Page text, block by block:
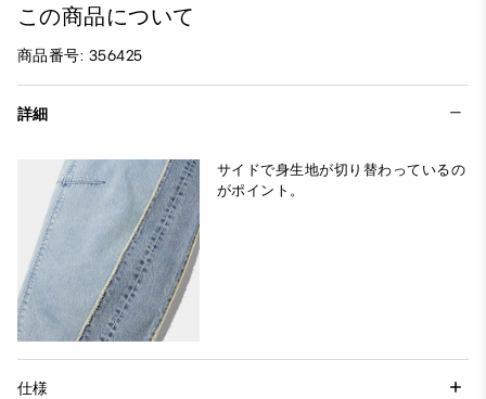
この商品について
商品番号: 356425
詳細
サイドで身生地が切り替わっているの
がポイント。
仕様